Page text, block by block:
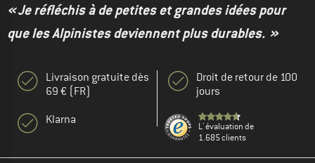
« Je réfléchis à de petites et grandes idées pour
que les Alpinistes deviennent plus durables. »
Livraison gratuite dès
69 € (FR)
Klarna
Droit de retour de 100
jours
L' évaluation de
1.685 clients